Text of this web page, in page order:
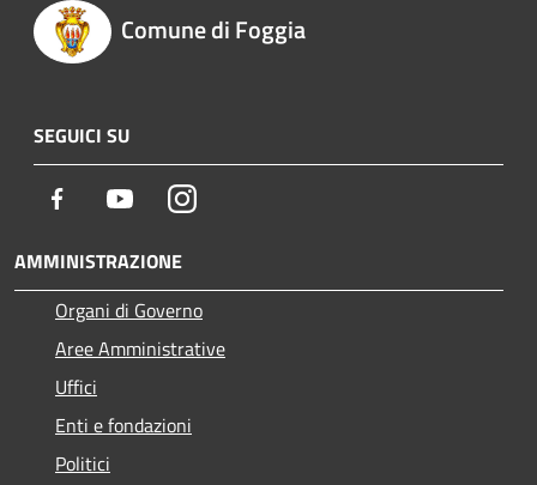
Comune di Foggia
SEGUICI SU
Facebook YoutubeInstagram
AMMINISTRAZIONE
Organi di Governo
Aree Amministrative
Uffici
Enti e fondazioni
Politici